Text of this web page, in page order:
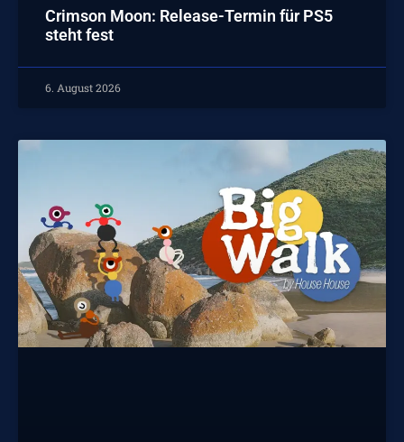
Crimson Moon: Release-Termin für PS5
steht fest
6. August 2026